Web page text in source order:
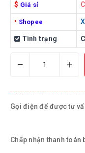
$ Giá sỉ
• Shopee
Tình trạng
– +
Gọi điện để được tư
Chấp nhận thanh toán